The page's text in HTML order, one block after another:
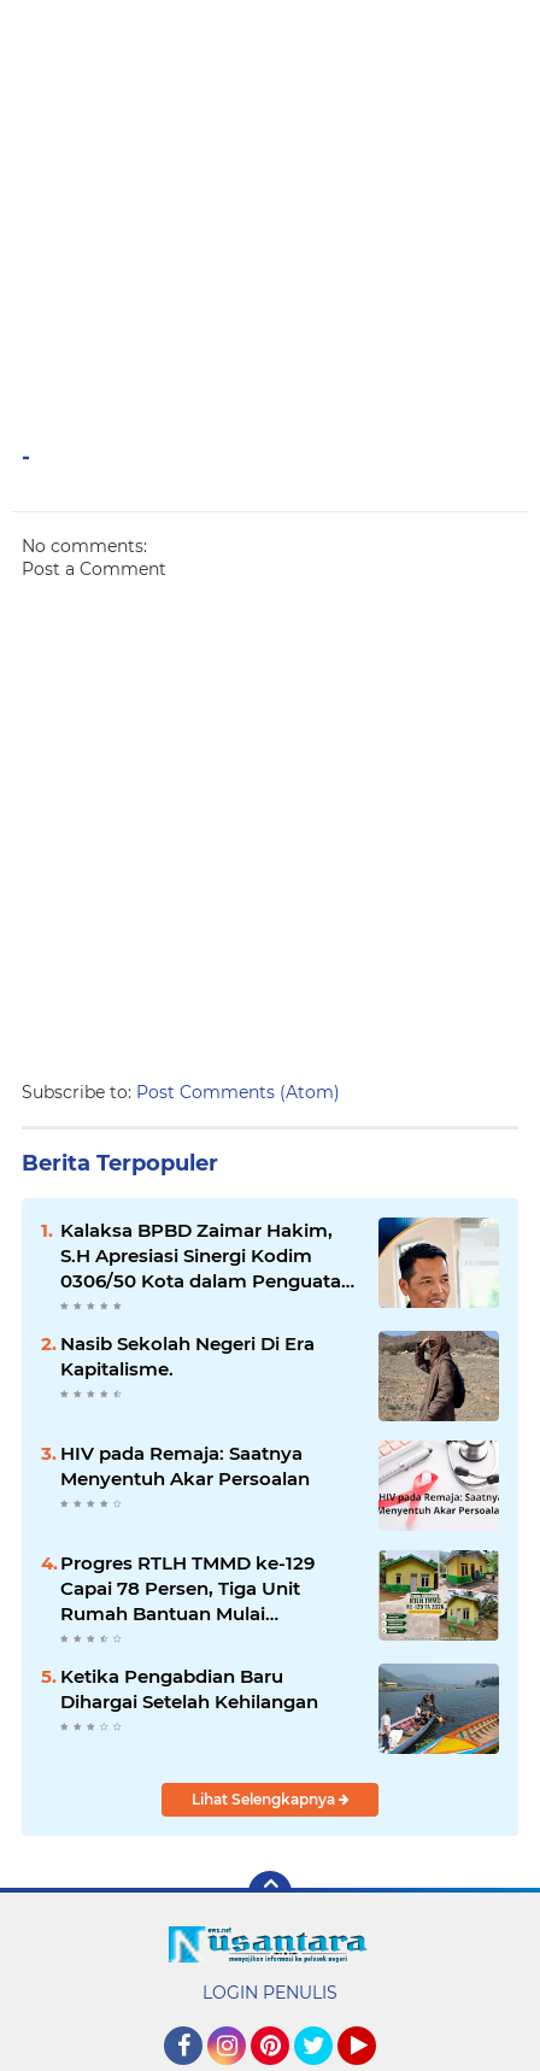
-
No comments:
Post a Comment
Subscribe to: Post Comments (Atom)
Berita Terpopuler
Kalaksa BPBD Zaimar Hakim,
S.H Apresiasi Sinergi Kodim
0306/50 Kota dalam Penguatan
Mitigasi dan Penanganan
Bencana
Nasib Sekolah Negeri Di Era
Kapitalisme.
HIV pada Remaja: Saatnya
Menyentuh Akar Persoalan
Progres RTLH TMMD ke-129
Capai 78 Persen, Tiga Unit
Rumah Bantuan Mulai
Rampung
Ketika Pengabdian Baru
Dihargai Setelah Kehilangan
Lihat Selengkapnya
LOGIN PENULIS